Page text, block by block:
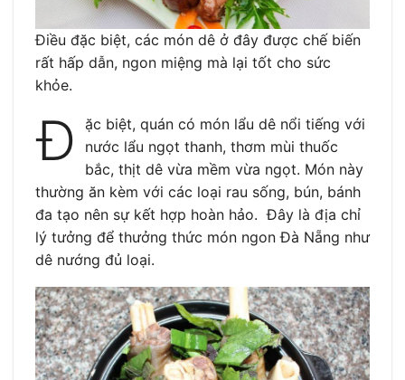
Điều đặc biệt, các món dê ở đây được chế biến
rất hấp dẫn, ngon miệng mà lại tốt cho sức
khỏe.
Đ
ặc biệt, quán có món lẩu dê nổi tiếng với
nước lẩu ngọt thanh, thơm mùi thuốc
bắc, thịt dê vừa mềm vừa ngọt. Món này
thường ăn kèm với các loại rau sống, bún, bánh
đa tạo nên sự kết hợp hoàn hảo. Đây là địa chỉ
lý tưởng để thưởng thức món ngon Đà Nẵng như
dê nướng đủ loại.